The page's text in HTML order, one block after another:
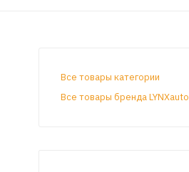
Все товары категории
Все товары бренда LYNXauto